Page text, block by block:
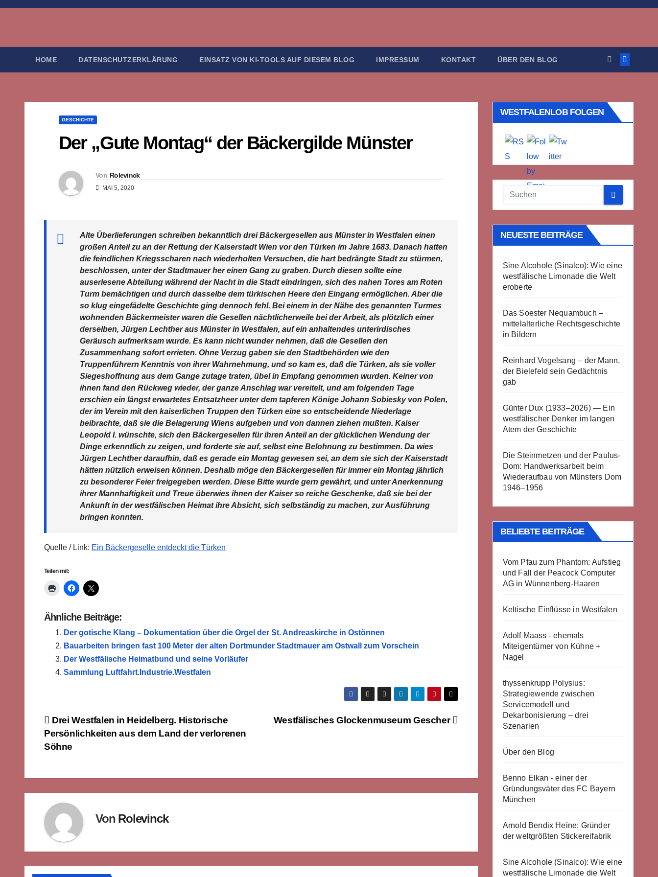
Zum
HOME DATENSCHUTZERKLÄRUNG EINSATZ VON KI-TOOLS AUF DIESEM BLOG IMPRESSUM KONTAKT ÜBER DEN BLOG
GESCHICHTE
Der „Gute Montag“ der Bäckergilde Münster
Von Rolevinck
MAI 5, 2020
Alte Überlieferungen schreiben bekanntlich drei Bäckergesellen aus Münster in Westfalen einen
großen Anteil zu an der Rettung der Kaiserstadt Wien vor den Türken im Jahre 1683. Danach hatten
die feindlichen Kriegsscharen nach wiederholten Versuchen, die hart bedrängte Stadt zu stürmen,
beschlossen, unter der Stadtmauer her einen Gang zu graben. Durch diesen sollte eine
auserlesene Abteilung während der Nacht in die Stadt eindringen, sich des nahen Tores am Roten
Turm bemächtigen und durch dasselbe dem türkischen Heere den Eingang ermöglichen. Aber die
so klug eingefädelte Geschichte ging dennoch fehl. Bei einem in der Nähe des genannten Turmes
wohnenden Bäckermeister waren die Gesellen nächtlicherweile bei der Arbeit, als plötzlich einer
derselben, Jürgen Lechther aus Münster in Westfalen, auf ein anhaltendes unterirdisches
Geräusch aufmerksam wurde. Es kann nicht wunder nehmen, daß die Gesellen den
Zusammenhang sofort errieten. Ohne Verzug gaben sie den Stadtbehörden wie den
Truppenführern Kenntnis von ihrer Wahrnehmung, und so kam es, daß die Türken, als sie voller
Siegeshoffnung aus dem Gange zutage traten, übel in Empfang genommen wurden. Keiner von
ihnen fand den Rückweg wieder, der ganze Anschlag war vereitelt, und am folgenden Tage
erschien ein längst erwartetes Entsatzheer unter dem tapferen Könige Johann Sobiesky von Polen,
der im Verein mit den kaiserlichen Truppen den Türken eine so entscheidende Niederlage
beibrachte, daß sie die Belagerung Wiens aufgeben und von dannen ziehen mußten. Kaiser
Leopold I. wünschte, sich den Bäckergesellen für ihren Anteil an der glücklichen Wendung der
Dinge erkenntlich zu zeigen, und forderte sie auf, selbst eine Belohnung zu bestimmen. Da wies
Jürgen Lechther daraufhin, daß es gerade ein Montag gewesen sei, an dem sie sich der Kaiserstadt
hätten nützlich erweisen können. Deshalb möge den Bäckergesellen für immer ein Montag jährlich
zu besonderer Feier freigegeben werden. Diese Bitte wurde gern gewährt, und unter Anerkennung
ihrer Mannhaftigkeit und Treue überwies ihnen der Kaiser so reiche Geschenke, daß sie bei der
Ankunft in der westfälischen Heimat ihre Absicht, sich selbständig zu machen, zur Ausführung
bringen konnten.
Quelle / Link: Ein Bäckergeselle entdeckt die Türken
Teilen mit:
Ähnliche Beiträge:
Der gotische Klang – Dokumentation über die Orgel der St. Andreaskirche in Ostönnen
Bauarbeiten bringen fast 100 Meter der alten Dortmunder Stadtmauer am Ostwall zum Vorschein
Der Westfälische Heimatbund und seine Vorläufer
Sammlung Luftfahrt.Industrie.Westfalen
Beitragsnavigation Westfälisches Glockenmuseum Gescher
Drei Westfalen in Heidelberg. Historische
Persönlichkeiten aus dem Land der verlorenen
Söhne
Von Rolevinck
WESTFALENLOB FOLGEN
NEUESTE BEITRÄGE
Sine Alcohole (Sinalco): Wie eine
westfälische Limonade die Welt
eroberte
Das Soester Nequambuch –
mittelalterliche Rechtsgeschichte
in Bildern
Reinhard Vogelsang – der Mann,
der Bielefeld sein Gedächtnis
gab
Günter Dux (1933–2026) — Ein
westfälischer Denker im langen
Atem der Geschichte
Die Steinmetzen und der Paulus-
Dom: Handwerksarbeit beim
Wiederaufbau von Münsters Dom
1946–1956
BELIEBTE BEITRÄGE
Vom Pfau zum Phantom: Aufstieg
und Fall der Peacock Computer
AG in Wünnenberg-Haaren
Keltische Einflüsse in Westfalen
Adolf Maass - ehemals
Miteigentümer von Kühne +
Nagel
thyssenkrupp Polysius:
Strategiewende zwischen
Servicemodell und
Dekarbonisierung – drei
Szenarien
Über den Blog
Benno Elkan - einer der
Gründungsväter des FC Bayern
München
Arnold Bendix Heine: Gründer
der weltgrößten Stickereifabrik
Sine Alcohole (Sinalco): Wie eine
westfälische Limonade die Welt